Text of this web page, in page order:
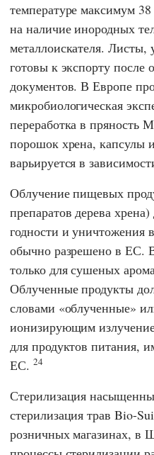
температуре максимум
на наличие инородных
металлоискателя.
готовы к экспорту
документов. В Европе
микробиологическая
переработка в пряность
порошок хрена, капсулы
варьируется в
Облучение пищевых
препаратов дерева
годности и уничтожения
обычно разрешено в ЕС.
только для сушеных
Облученные продукты
словами «облученные»
ионизирующим
для продуктов питания,
ЕС. 24
Стерилизация
стерилизация трав Bio-
розничных магазинах, в